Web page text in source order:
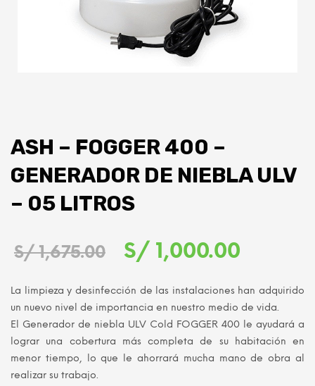
ASH – FOGGER 400 –
GENERADOR DE NIEBLA ULV
– 05 LITROS
S/1,675.00
El
original
era:
S/ 1,675.00.
S/ 1,000.00
actual
es:
S/
La limpieza y desinfección de las instalaciones han adquirido
un nuevo nivel de importancia en nuestro medio de vida.
El Generador de niebla ULV Cold FOGGER 400 le ayudará a
lograr una cobertura más completa de su habitación en
menor tiempo, lo que le ahorrará mucha mano de obra al
realizar su trabajo.